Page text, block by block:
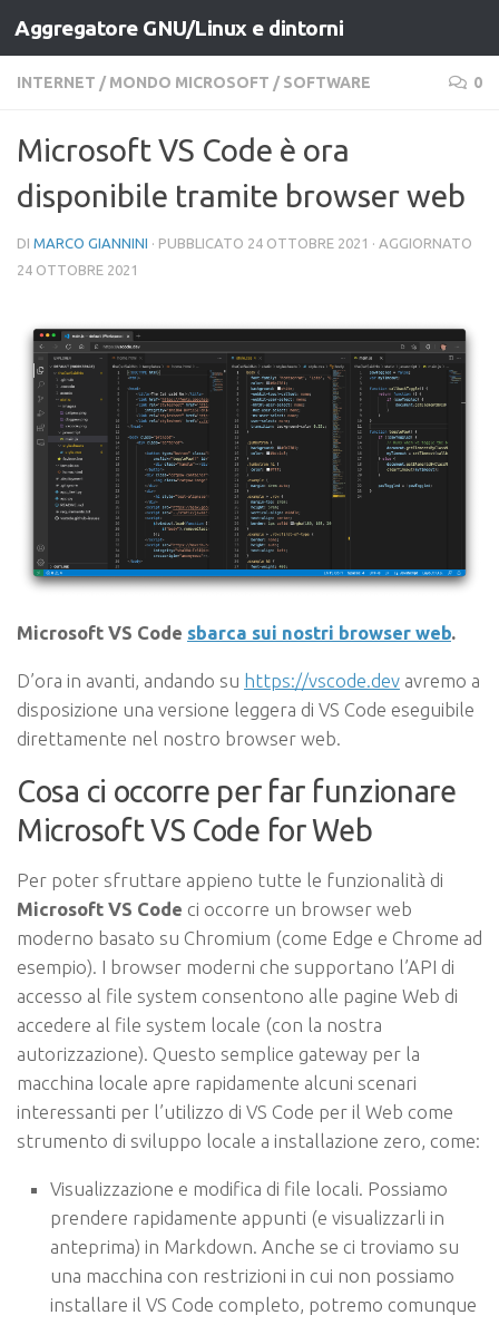
Salta al contenuto
Aggregatore GNU/Linux e dintorni
INTERNET / MONDO MICROSOFT / SOFTWARE 0
Microsoft VS Code è ora
disponibile tramite browser web
DI MARCO GIANNINI · PUBBLICATO 24 OTTOBRE 2021 · AGGIORNATO
24 OTTOBRE 2021
Microsoft VS Code sbarca sui nostri browser web.
D’ora in avanti, andando su https://vscode.dev avremo a
disposizione una versione leggera di VS Code eseguibile
direttamente nel nostro browser web.
Cosa ci occorre per far funzionare
Microsoft VS Code for Web
Per poter sfruttare appieno tutte le funzionalità di
Microsoft VS Code ci occorre un browser web
moderno basato su Chromium (come Edge e Chrome ad
esempio). I browser moderni che supportano l’API di
accesso al file system consentono alle pagine Web di
accedere al file system locale (con la nostra
autorizzazione). Questo semplice gateway per la
macchina locale apre rapidamente alcuni scenari
interessanti per l’utilizzo di VS Code per il Web come
strumento di sviluppo locale a installazione zero, come:
Visualizzazione e modifica di file locali. Possiamo
prendere rapidamente appunti (e visualizzarli in
anteprima) in Markdown. Anche se ci troviamo su
una macchina con restrizioni in cui non possiamo
installare il VS Code completo, potremo comunque